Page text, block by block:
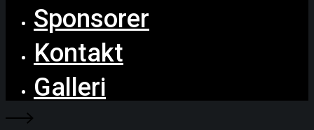
Sponsorer
Kontakt
Galleri